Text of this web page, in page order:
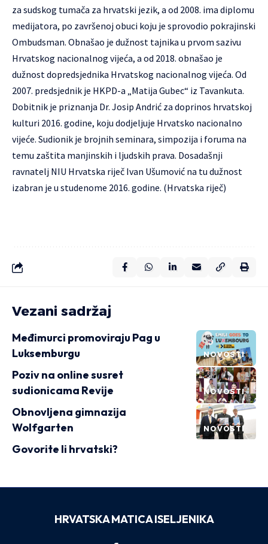
za sudskog tumača za hrvatski jezik, a od 2008. ima diplomu
medijatora, po završenoj obuci koju je sprovodio pokrajinski
Ombudsman. Obnašao je dužnost tajnika u prvom sazivu
Hrvatskog nacionalnog vijeća, a od 2018. obnašao je
dužnost dopredsjednika Hrvatskog nacionalnog vijeća. Od
2007. predsjednik je HKPD-a „Matija Gubec“ iz Tavankuta.
Dobitnik je priznanja Dr. Josip Andrić za doprinos hrvatskoj
kulturi 2016. godine, koju dodjeljuje Hrvatsko nacionalno
vijeće. Sudionik je brojnih seminara, simpozija i foruma na
temu zaštita manjinskih i ljudskih prava. Dosadašnji
ravnatelj NIU Hrvatska riječ Ivan Ušumović na tu dužnost
izabran je u studenome 2016. godine. (Hrvatska riječ)
Vezani sadržaj
NOVOSTI
Međimurci promoviraju Pag u
Luksemburgu
NOVOSTI
Poziv na online susret
sudionicama Revije
NOVOSTI
Obnovljena gimnazija
Wolfgarten
Govorite li hrvatski?
HRVATSKA MATICA ISELJENIKA